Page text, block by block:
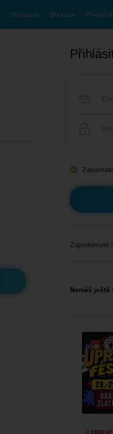
Uživatelé Diskuze
Zapomenuté
Nemáš ještě